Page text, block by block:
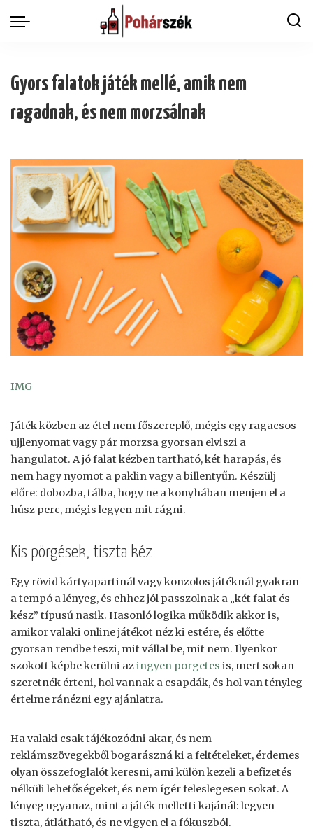
Gyors falatok játék mellé, amik nem
ragadnak, és nem morzsálnak
IMG
Játék közben az étel nem főszereplő, mégis egy ragacsos
ujjlenyomat vagy pár morzsa gyorsan elviszi a
hangulatot. A jó falat kézben tartható, két harapás, és
nem hagy nyomot a paklin vagy a billentyűn. Készülj
előre: dobozba, tálba, hogy ne a konyhában menjen el a
húsz perc, mégis legyen mit rágni.
Kis pörgések, tiszta kéz
Egy rövid kártyapartinál vagy konzolos játéknál gyakran
a tempó a lényeg, és ehhez jól passzolnak a „két falat és
kész” típusú nasik. Hasonló logika működik akkor is,
amikor valaki online játékot néz ki estére, és előtte
gyorsan rendbe teszi, mit vállal be, mit nem. Ilyenkor
szokott képbe kerülni azingyen porgetes is, mert sokan
szeretnék érteni, hol vannak a csapdák, és hol van tényleg
értelme ránézni egy ajánlatra.
Ha valaki csak tájékozódni akar, és nem
reklámszövegekből bogarászná ki a feltételeket, érdemes
olyan összefoglalót keresni, ami külön kezeli a befizetés
nélküli lehetőségeket, és nem ígér feleslegesen sokat. A
lényeg ugyanaz, mint a játék melletti kajánál: legyen
tiszta, átlátható, és ne vigyen el a fókuszból.